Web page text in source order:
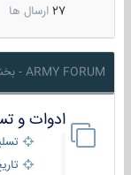
27 ارسال ها
ARMY FORUM - بخش نیروی زمینی
ادوات و